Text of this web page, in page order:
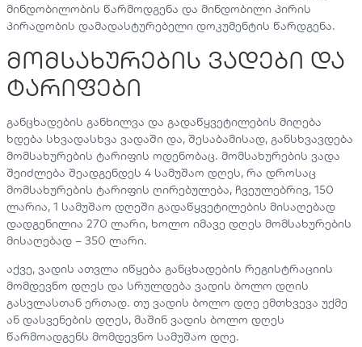
მინდობილობის წარმოდგენა და მინდობილი პირის
პირადობის დამადასტურებელი დოკუმენტის წარდგენა.
მომსახურების ვადები და
ტარიფები
განცხადების განხილვა და გადაწყვეტილების მიღება
ხდება სხვადასხვა ვადაში და, შესაბამისად, განსხვავდება
მომსახურების ტარიფის ოდენობაც. მომსახურების ვადა
შეიძლება შეადგენდეს 4 სამუშაო დღეს, რა დროსაც
მომსახურების ტარიფის ღირებულება, ჩვეულებრივ, 150
ლარია, 1 სამუშაო დღეში გადაწყვეტილების მისაღებად
დადგენილია 270 ლარი, ხოლო იმავე დღეს მომსახურების
მისაღებად – 350 ლარი.
აქვე, ვადის ათვლა იწყება განცხადების რეგისტრაციის
მომდევნო დღეს და სრულდება ვადის ბოლო დღის
გასვლასთან ერთად. თუ ვადის ბოლო დღე ემთხვევა უქმე
ან დასვენების დღეს, მაშინ ვადის ბოლო დღეს
წარმოადგენს მომდევნო სამუშაო დღე.